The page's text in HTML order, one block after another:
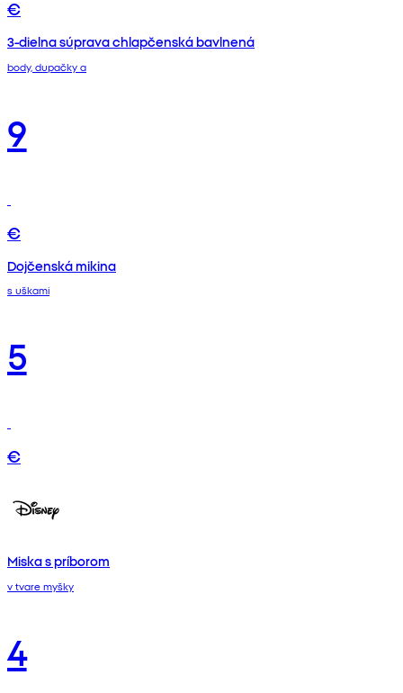
€
3-dielna súprava chlapčenská bavlnená
body, dupačky a
9
€
Dojčenská mikina
s uškami
5
€
Miska s príborom
v tvare myšky
4